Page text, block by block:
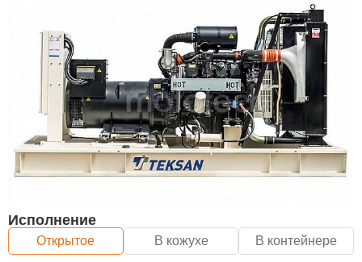
Исполнение
Открытое В кожухе В контейнере